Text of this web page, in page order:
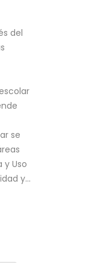
del
se
Uso
y...